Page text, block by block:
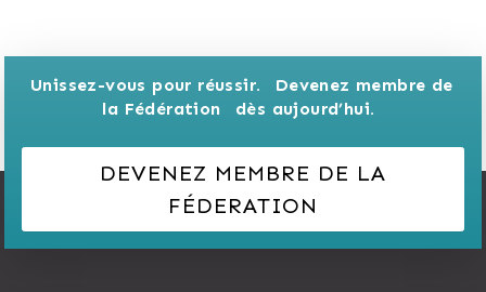
Unissez-vous pour réussir.
Devenez membre de
la Fédération
dès aujourd’hui.
DEVENEZ MEMBRE DE LA
FÉDERATION